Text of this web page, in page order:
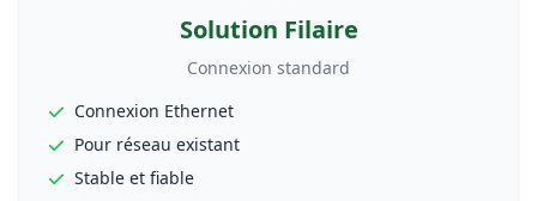
Solution Filaire
Connexion standard
Connexion Ethernet
Pour réseau existant
Stable et fiable